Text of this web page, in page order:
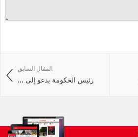
المقال السابق
رئيس الحكومة يدعو إلى ...